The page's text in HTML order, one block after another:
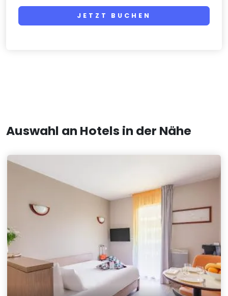
JETZT BUCHEN
Auswahl an Hotels in der Nähe